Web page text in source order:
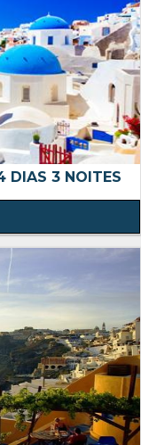
DIAS 3 NOITES